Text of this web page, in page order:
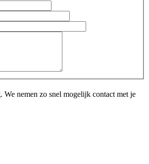
We nemen zo snel mogelijk contact met je